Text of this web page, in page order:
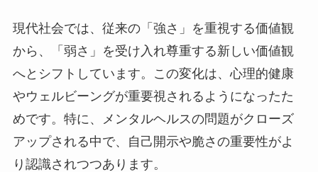
現代社会では、従来の「強さ」を重視する価値観
から、「弱さ」を受け入れ尊重する新しい価値観
へとシフトしています。この変化は、心理的健康
やウェルビーングが重要視されるようになったた
めです。特に、メンタルヘルスの問題がクローズ
アップされる中で、自己開示や脆さの重要性がよ
り認識されつつあります。